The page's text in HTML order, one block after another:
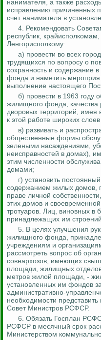
нанимателя, а также
исправлению причиненных
счет нанимателя в
4. Рекомендовать
республик,
Ленгорисполкому:
а) провести во всех
трудящихся по вопросу о
сохранность и содержание
фонда и наметить
выполнение настоящего
б) провести в 1963 году
жилищного фонда, качества
дворовых территорий, имея
к этой работе широких
в) развивать и
общественные формы
зелеными насаждениями,
неисправностей в домах),
этим численности
домами;
г) установить постоянный
содержанием жилых домов,
праве личной
этих домов и
тротуаров. Лиц, виновных в
принадлежащих им
5. В целях улучшения
жилищного фонда,
учреждениям и
рассмотреть вопрос об
совнархозов, имеющих
площади, жилищных
метров жилой площади, -
установленных им фондов
административно-
необходимости
Совет Министров РСФСР.
6. Обязать Госплан
РСФСР в месячный срок
Министерством